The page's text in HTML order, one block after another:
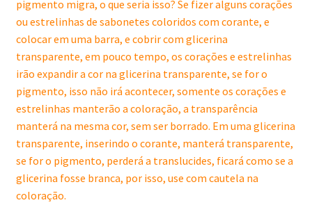
pigmento migra, o que seria isso? Se fizer alguns corações
ou estrelinhas de sabonetes coloridos com corante, e
colocar em uma barra, e cobrir com glicerina
transparente, em pouco tempo, os corações e estrelinhas
irão expandir a cor na glicerina transparente, se for o
pigmento, isso não irá acontecer, somente os corações e
estrelinhas manterão a coloração, a transparência
manterá na mesma cor, sem ser borrado. Em uma glicerina
transparente, inserindo o corante, manterá transparente,
se for o pigmento, perderá a translucides, ficará como se a
glicerina fosse branca, por isso, use com cautela na
coloração.